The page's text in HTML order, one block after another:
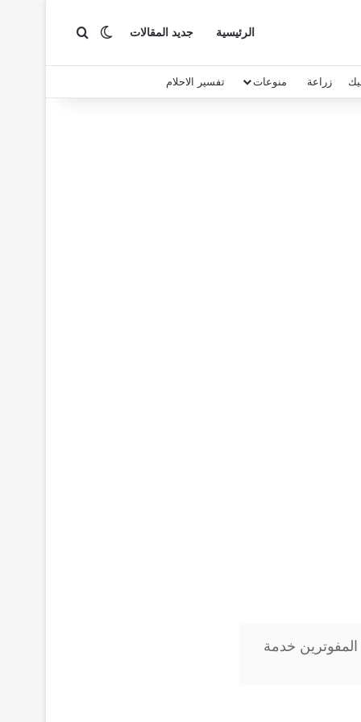
الرئيسية جديد المقالات الوضع المظلم
بحث عن
زراعة منوعات تفسير الاحلام
خدمة